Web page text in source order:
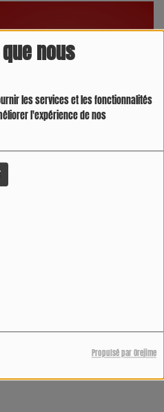
nous
les services et les fonctionnalités
l'expérience de nos
Propulsé par Orejime
Télécharger le podcast
de 7h à 21h